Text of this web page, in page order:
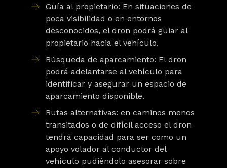
Guía al propietario: En situaciones de
poca visibilidad o en entornos
desconocidos, el dron podrá guiar al
propietario hacia el vehículo.
Búsqueda de aparcamiento: El dron
podrá adelantarse al vehículo para
identificar y asegurar un espacio de
aparcamiento disponible.
Rutas alternativas: en caminos menos
transitados o de difícil acceso el dron
tendrá capacidad para ser como un
apoyo volador al conductor del
vehículo pudiéndolo asesorar sobre